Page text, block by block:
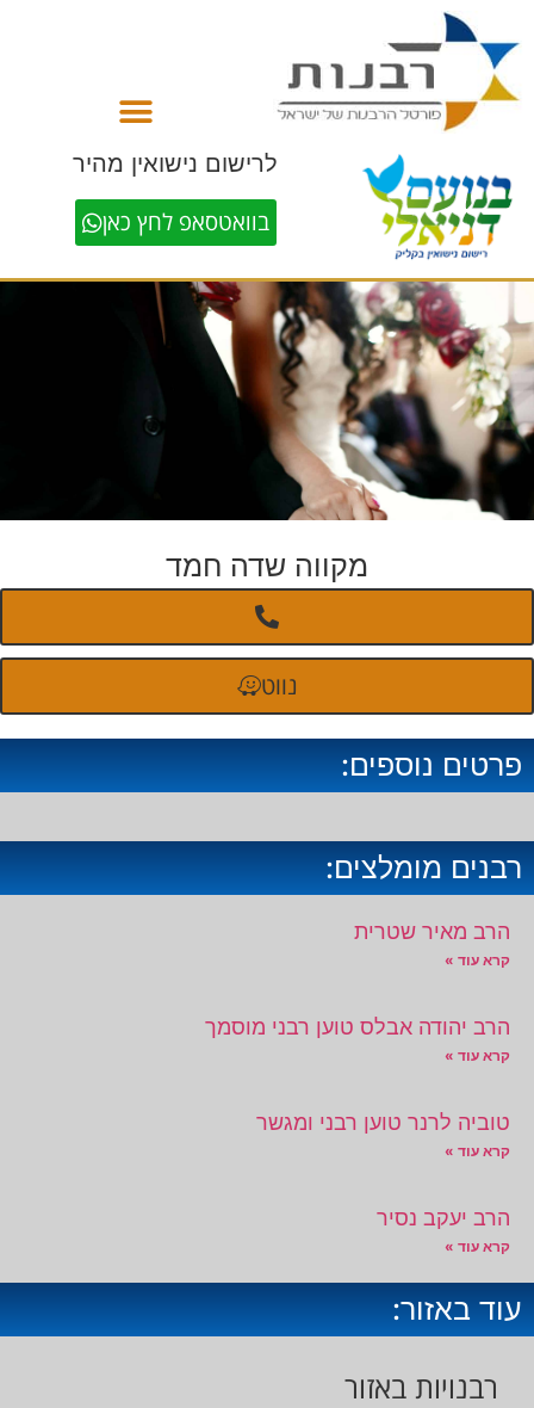
לרישום נישואין מהיר
בוואטסאפ לחץ כאן
מקווה שדה חמד
נווט
פרטים נוספים:
רבנים מומלצים:
הרב מאיר שטרית
קרא עוד »
הרב יהודה אבלס טוען רבני מוסמך
קרא עוד »
טוביה לרנר טוען רבני ומגשר
קרא עוד »
הרב יעקב נסיר
קרא עוד »
עוד באזור:
רבנויות באזור